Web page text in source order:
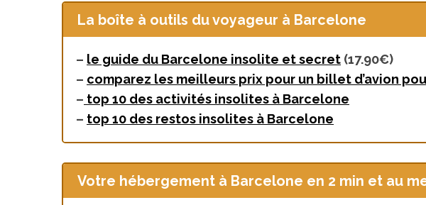
La boîte à outils du voyageur à Barcelone
– le guide du Barcelone insolite et secret (17.90€)
– comparez les meilleurs prix pour un billet d’avion
– top 10 des activités insolites à Barcelone
– top 10 des restos insolites à Barcelone
Votre hébergement à Barcelone en 2 min et au
S